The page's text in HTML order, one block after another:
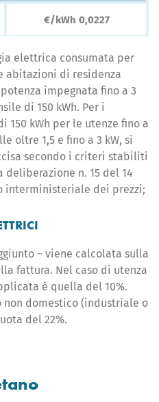
€/kWh 0,0227
elettrica consumata per
abitazioni di residenza
impegnata fino a 3
di 150 kWh. Per i
kWh per le utenze fino a
oltre 1,5 e fino a 3 kW, si
secondo i criteri stabiliti
n. 15 del 14
interministeriale dei prezzi;
– viene calcolata sulla
fattura. Nel caso di utenza
è quella del 10%.
non domestico (industriale o
del 22%.